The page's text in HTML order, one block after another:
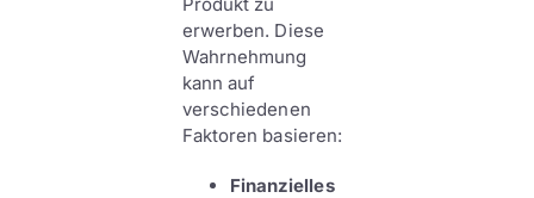
erwerben. Diese
Wahrnehmung
kann auf
verschiedenen
Faktoren basieren:
Finanzielles